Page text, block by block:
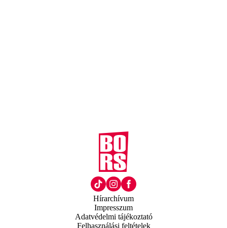
Hírarchívum
Impresszum
Adatvédelmi tájékoztató
Felhasználási feltételek